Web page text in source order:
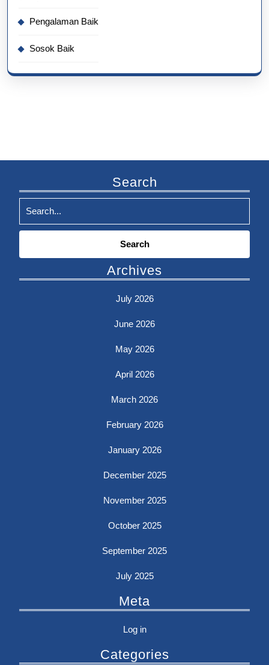
Pengalaman Baik
Sosok Baik
Search
Search
Archives
July 2026
June 2026
May 2026
April 2026
March 2026
February 2026
January 2026
December 2025
November 2025
October 2025
September 2025
July 2025
Meta
Log in
Categories